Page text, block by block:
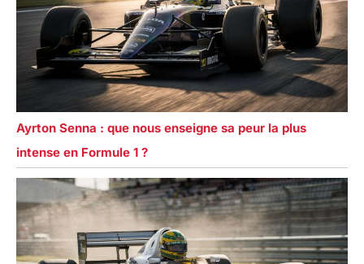
Ayrton Senna : que nous enseigne sa peur la plus
intense en Formule 1 ?